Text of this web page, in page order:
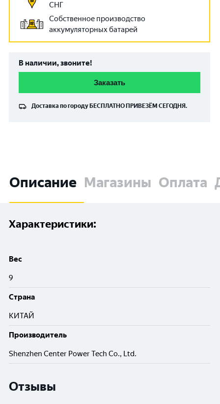
СНГ
Собственное производство
аккумуляторных батарей
В наличии, звоните!
Заказать
Доставка по городу БЕСПЛАТНО ПРИВЕЗЁМ СЕГОДНЯ.
Описание Магазины Оплата
Характеристики:
Вес
9
Cтрана
КИТАЙ
Производитель
Shenzhen Center Power Tech Co., Ltd.
Отзывы